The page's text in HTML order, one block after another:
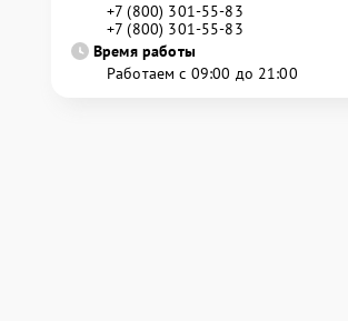
+7 (800) 301-55-83
+7 (800) 301-55-83
Время работы
Работаем с 09:00 до 21:00